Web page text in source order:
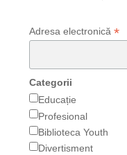
Adresa electronică *
Categorii
Educație
Profesional
Biblioteca Youth
Divertisment